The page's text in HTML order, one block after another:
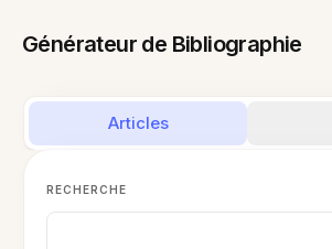
Générateur de Bibliographie
Articles
RECHERCHE